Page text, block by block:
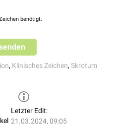
benötigt.
, Klinisches Zeichen, Skrotum
Letzter Edit:
21.03.2024, 09:05